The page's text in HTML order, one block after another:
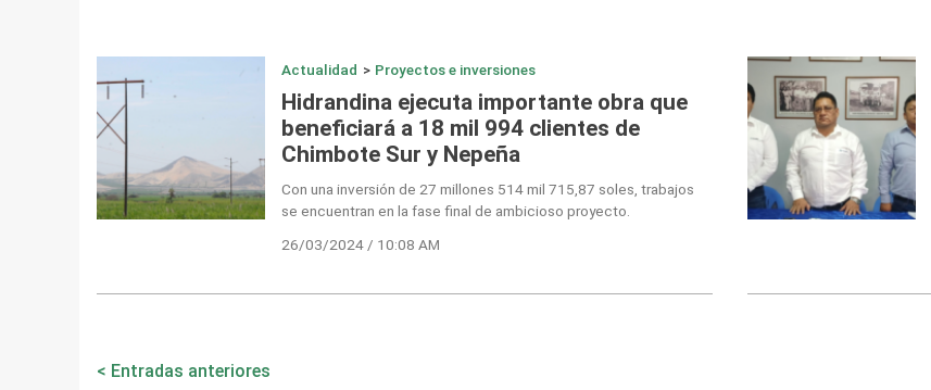
Actualidad > Proyectos e inversiones
Hidrandina ejecuta importante obra que
beneficiará a 18 mil 994 clientes de
Chimbote Sur y Nepeña
Con una inversión de 27 millones 514 mil 715,87 soles, trabajos
se encuentran en la fase final de ambicioso proyecto.
26/03/2024 / 10:08 AM
Navegación
Entradas anteriores